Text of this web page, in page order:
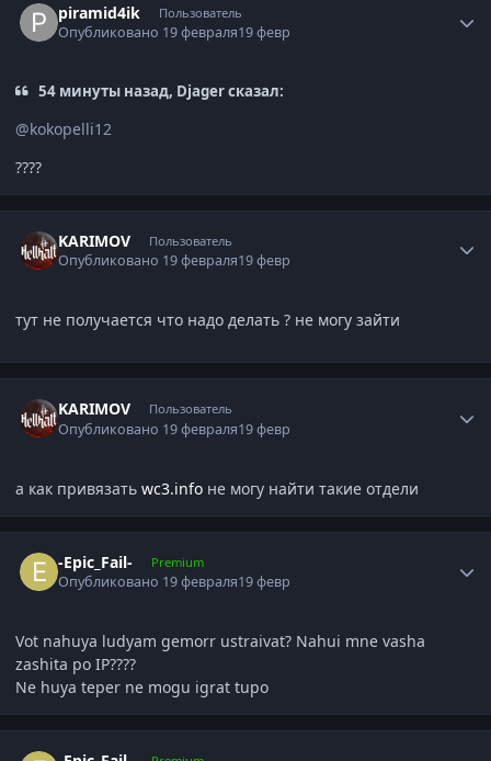
piramid4ik Пользователь
Опубликовано 19 февраля19 февр
54 минуты назад, Djager сказал:
@kokopelli12
????
KARIMOV Пользователь
Опубликовано 19 февраля19 февр
тут не получается что надо делать ? не могу зайти
KARIMOV Пользователь
Опубликовано 19 февраля19 февр
а как привязать wc3.info не могу найти такие отдели
-Epic_Fail- Premium
Опубликовано 19 февраля19 февр
Vot nahuya ludyam gemorr ustraivat? Nahui mne vasha
zashita po IP????
Ne huya teper ne mogu igrat tupo